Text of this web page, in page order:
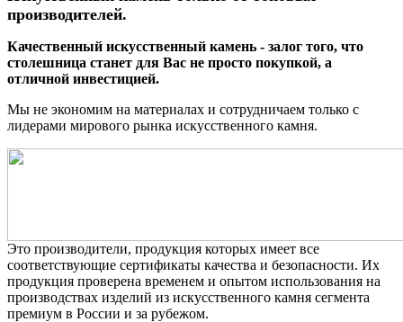
производителей.
Качественный искусственный камень - залог того, что
столешница станет для Вас не просто покупкой, а
отличной инвестицией.
Мы не экономим на материалах и сотрудничаем только с
лидерами мирового рынка искусственного камня.
Это производители, продукция которых имеет все
соответствующие сертификаты качества и безопасности. Их
продукция проверена временем и опытом использования на
производствах изделий из искусственного камня сегмента
премиум в России и за рубежом.